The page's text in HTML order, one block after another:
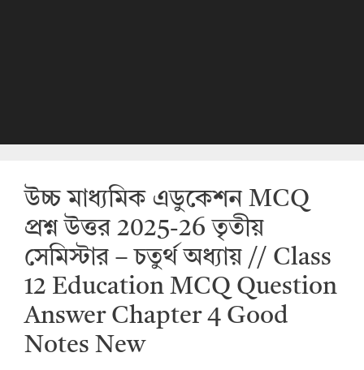
উচ্চ মাধ্যমিক এডুকেশন MCQ
প্রশ্ন উত্তর 2025-26 তৃতীয়
সেমিস্টার – চতুর্থ অধ্যায় // Class
12 Education MCQ Question
Answer Chapter 4 Good
Notes New